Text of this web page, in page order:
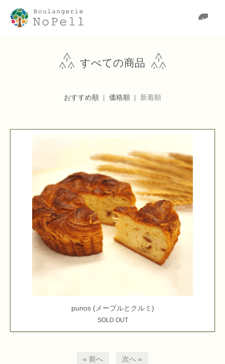
すべての商品
おすすめ順 | 価格順 | 新着順
punos (メープルとクルミ)
SOLD OUT
« 前へ 次へ »